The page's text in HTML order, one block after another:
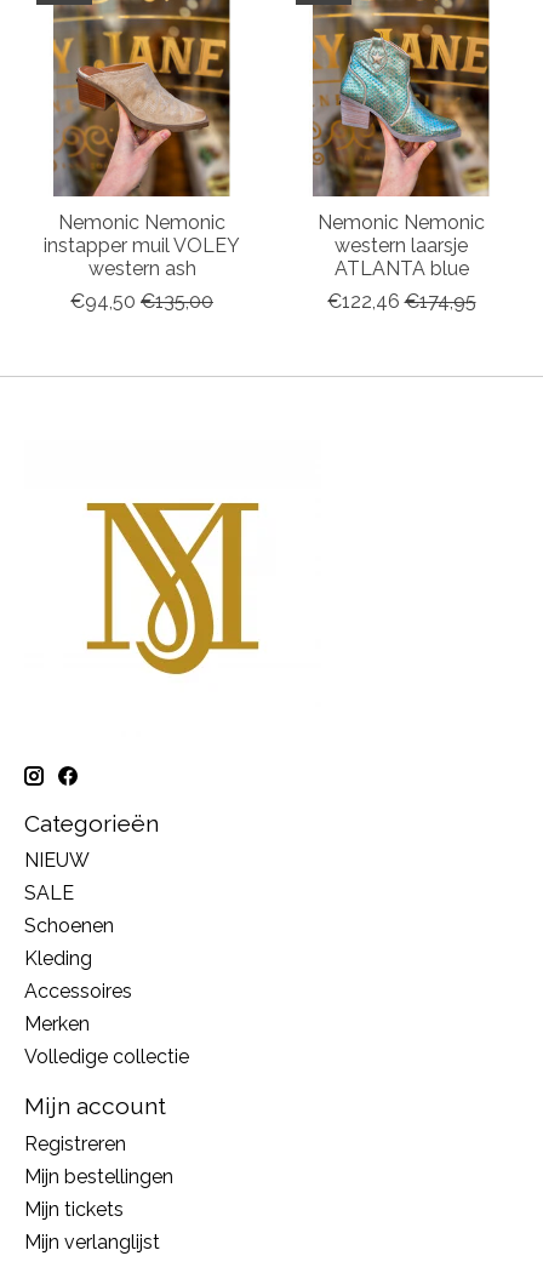
Nemonic Nemonic
instapper muil VOLEY
western ash
€94,50 €135,00
Nemonic Nemonic
western laarsje
ATLANTA blue
€122,46 €174,95
Categorieën
NIEUW
SALE
Schoenen
Kleding
Accessoires
Merken
Volledige collectie
Mijn account
Registreren
Mijn bestellingen
Mijn tickets
Mijn verlanglijst